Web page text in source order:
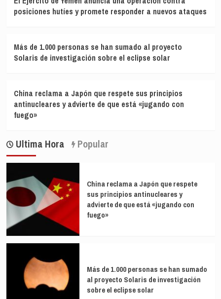
posiciones hutíes y promete responder a nuevos ataques
Más de 1.000 personas se han sumado al proyecto
Solaris de investigación sobre el eclipse solar
China reclama a Japón que respete sus principios
antinucleares y advierte de que está «jugando con
fuego»
Ultima Hora Popular
China reclama a Japón que respete
sus principios antinucleares y
advierte de que está «jugando con
fuego»
Más de 1.000 personas se han sumado
al proyecto Solaris de investigación
sobre el eclipse solar